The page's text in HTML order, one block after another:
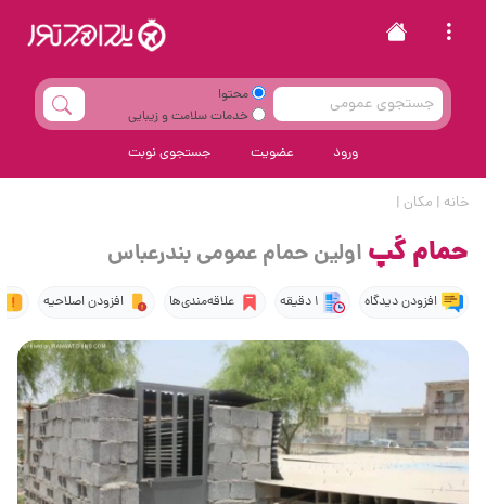
محتوا
خدمات سلامت و زیبایی
ورود عضویت جستجوی نوبت
خانه | مکان |
حمام گپ اولین حمام عمومی بندرعباس
افزودن دیدگاه 1 دقیقه علاقه‌مندی‌ها افزودن اصلاحیه